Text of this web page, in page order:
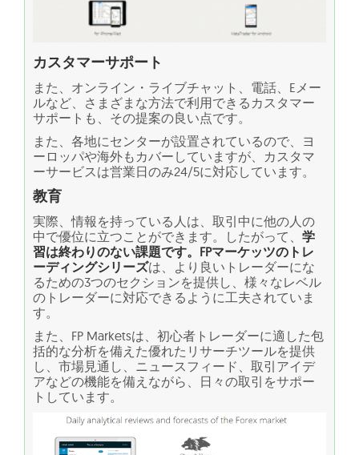
カスタマーサポート
また、オンライン・ライブチャット、電話、Eメー
ルなど、さまざまな方法で利用できるカスタマー
サポートも、その提案の良い点です。
また、各地にセンターが設置されているので、ヨ
ーロッパや海外もカバーしていますが、カスタマ
ーサービスは営業日のみ24/5に対応しています。
教育
実際、情報を持っている人は、取引中に他の人の
中で優位に立つことができます。したがって、 学
習は終わりのない課題です。FPマーケッツのトレ
ーディングシリーズは、より良いトレーダーにな
るための3つのセクションを提供し、様々なレベル
のトレーダーに対応できるように工夫されていま
す。
また、FP Marketsは、初心者トレーダーに適した包
括的な分析を備えた優れたリサーチツールを提供
し、市場見通し、ニュースフィード、取引アイデ
アなどの機能を備えながら、日々の取引をサポー
トしています。